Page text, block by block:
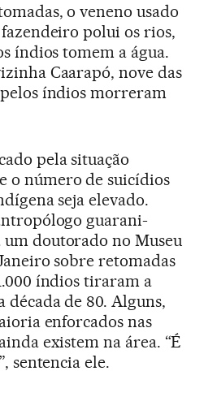
o veneno usado
polui os rios,
índios tomem a água.
Caarapó, nove das
índios morreram
pela situação
o número de suicídios
seja elevado.
guarani-
doutorado no Museu
sobre retomadas
índios tiraram a
de 80. Alguns,
enforcados nas
existem na área. “É
sentencia ele.